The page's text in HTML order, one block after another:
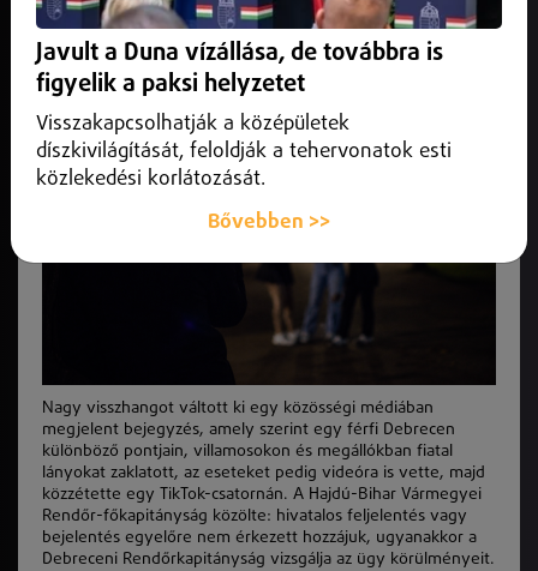
Nagy visszhangot váltott ki egy közösségi médiában
különböző pontjain, villamosokon és megállókban fiatal
lányokat zaklatott.
Nagy visszhangot váltott ki egy közösségi médiában
megjelent bejegyzés, amely szerint egy férfi Debrecen
különböző pontjain, villamosokon és megállókban fiatal
lányokat zaklatott, az eseteket pedig videóra is vette, majd
közzétette egy TikTok-csatornán. A Hajdú-Bihar Vármegyei
Rendőr-főkapitányság közölte: hivatalos feljelentés vagy
bejelentés egyelőre nem érkezett hozzájuk, ugyanakkor a
Debreceni Rendőrkapitányság vizsgálja az ügy körülményeit.
Javult a Duna vízállása, de továbbra is
figyelik a paksi helyzetet
Visszakapcsolhatják a középületek
díszkivilágítását, feloldják a tehervonatok esti
közlekedési korlátozását.
Bővebben >>